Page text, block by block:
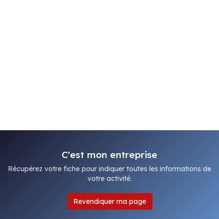
C'est mon entreprise
Récupérez votre fiche pour indiquer toutes les informations de
votre activité.
Revendiquer ma page